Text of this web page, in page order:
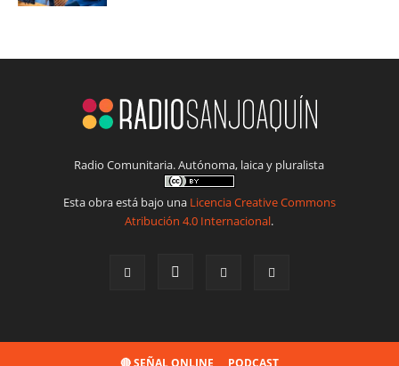
Radio Comunitaria. Autónoma, laica y pluralista
Esta obra está bajo una Licencia Creative Commons
Atribución 4.0 Internacional.
🔴 SEÑAL ONLINE PODCAST